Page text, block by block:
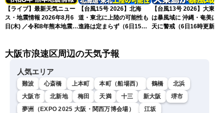
【ライブ】最新天気ニュー
ス・地震情報 2026年8月6
日(木) ／令和8年熊本地震情
LiVEムーン・駒木結衣／本
【台風15号 2026】北海
道・東北に上陸の可能性も
進路は定まらず（6日15時
【台風13号 2026】大東
は暴風域に 沖縄・奄美は荒
天に警戒（6日16時更新
大阪市浪速区周辺の天気予報
人気エリア
難波 心斎橋 上本町 本町（船場西） 鶴橋
北浜
大阪市
北新地 梅田 天満 十三 新大阪
堺市
夢洲（EXPO 2025 大阪・関西万博会場）
江坂